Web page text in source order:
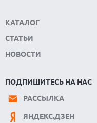
КАТАЛОГ
СТАТЬИ
НОВОСТИ
ПОДПИШИТЕСЬ НА НАС
РАССЫЛКА
ЯНДЕКС.ДЗЕН